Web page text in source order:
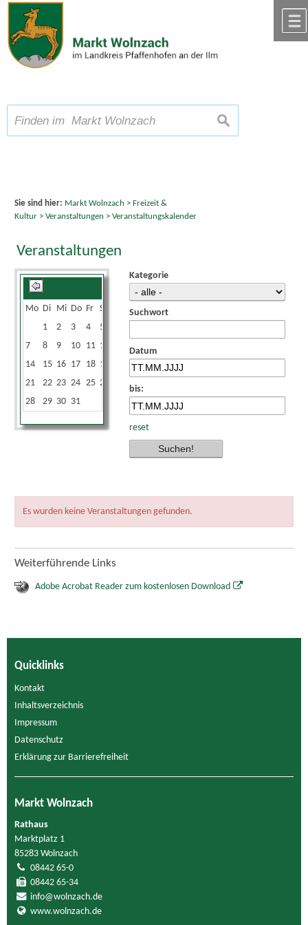
Zum Inhalt,zur Navigation
Schriftgröße A A A suchen
Sie sind hier: Markt Wolnzach > Freizeit &
Kultur> Veranstaltungen > Veranstaltungskalender
Veranstaltungen
Mo Di Mi Do Fr Sa
1
2 3 4 5
7
8 9 10 11 12
14
15 16 17 18 19
21
22 23 24 25 26
28
29 30 31
Kategorie
Suchwort
Datum
bis:
reset
Es wurden keine Veranstaltungen gefunden.
Weiterführende Links
Adobe Acrobat Reader zum kostenlosen Download
Quicklinks
Kontakt
Inhaltsverzeichnis
Impressum
Datenschutz
Erklärung zur Barrierefreiheit
Markt Wolnzach
Rathaus
Marktplatz 1
85283 Wolnzach
08442 65-0
08442 65-34
info@wolnzach.de
www.wolnzach.de